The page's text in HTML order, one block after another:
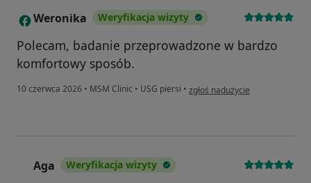
W Weronika Weryfikacja wizyty
Polecam, badanie przeprowadzone w bardzo
komfortowy sposób.
10 czerwca 2026 • MSM Clinic • USG piersi • w opinii użytkownika Weronika
zgłoś nadużycie
Aga Weryfikacja wizyty